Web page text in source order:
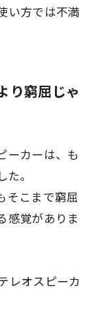
い方では不満
り窮屈じゃ
ーカーは、も
。
そこまで窮屈
感覚がありま
レオスピーカ